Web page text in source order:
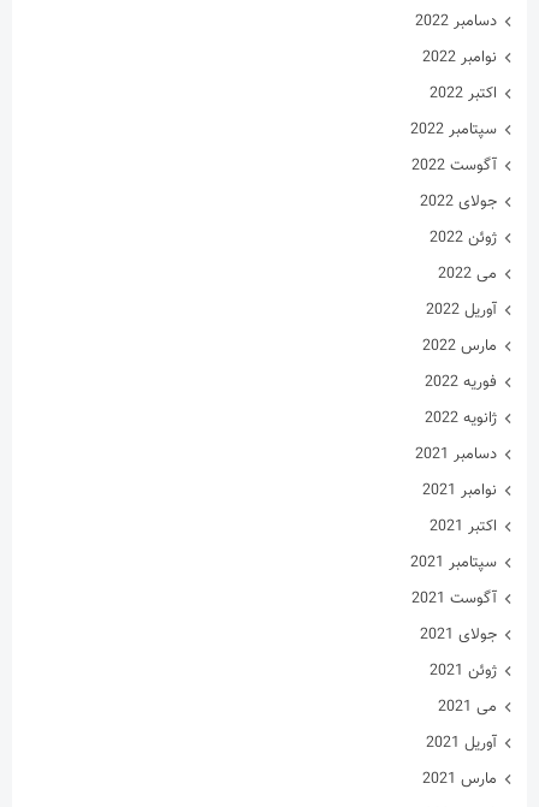
دسامبر 2022
نوامبر 2022
اکتبر 2022
سپتامبر 2022
آگوست 2022
جولای 2022
ژوئن 2022
می 2022
آوریل 2022
مارس 2022
فوریه 2022
ژانویه 2022
دسامبر 2021
نوامبر 2021
اکتبر 2021
سپتامبر 2021
آگوست 2021
جولای 2021
ژوئن 2021
می 2021
آوریل 2021
مارس 2021